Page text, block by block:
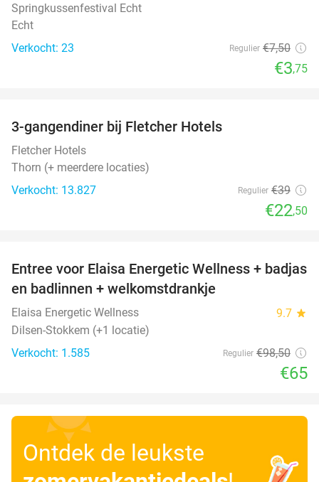
Springkussenfestival Echt
Echt
Verkocht: 23
Regulier €7,50
€3,75
3-gangendiner bij Fletcher Hotels
Fletcher Hotels
Thorn (+ meerdere locaties)
Verkocht: 13.827
Regulier €39
€22,50
34%
Entree voor Elaisa Energetic Wellness + badjas
en badlinnen + welkomstdrankje
Elaisa Energetic Wellness 9.7 star
Dilsen-Stokkem (+1 locatie)
Verkocht: 1.585
Regulier €98,50
€65
Ontdek de leukste